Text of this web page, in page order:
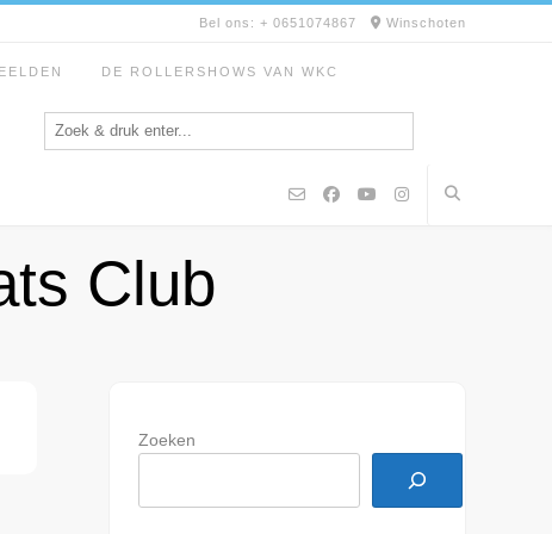
Bel ons: + 0651074867 Winschoten
DE ROLLERSHOWS VAN WKC
Club
Zoeken